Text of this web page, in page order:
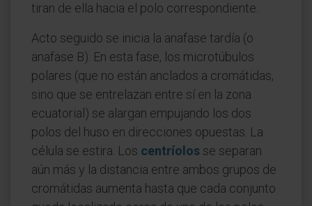
tiran de ella hacia el polo correspondiente.
Acto seguido se inicia la anafase tardía (o
anafase B). En esta fase, los microtúbulos
polares (que no están anclados a cromátidas,
sino que se entrelazan entre sí en la zona
ecuatorial) se alargan empujando los dos
polos del huso en direcciones opuestas. La
célula se estira. Los centríolos se separan
aún más y la distancia entre ambos grupos de
cromátidas aumenta hasta que cada conjunto